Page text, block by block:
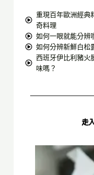
重現百年歐洲經典
奇料理
如何一眼就能分辨
如何分辨新鮮白松
西班牙伊比利豬火
味嗎？
走